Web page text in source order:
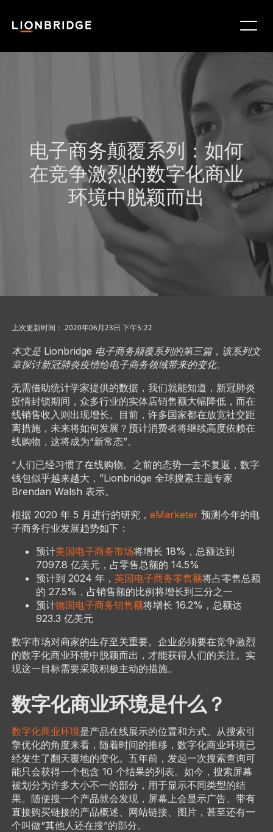
电子商务颠覆系列：如何
在竞争激烈的数字化商业
环境中脱颖而出
上次更新时间： 2020年06月23日 下午5:22
本文是 Lionbridge 电子商务颠覆系列的第三篇，该系列文
章探讨新冠肺炎疫情给电子商务领域带来的变化。
无需借助统计学家提供的数据，我们就能知道，新冠肺炎
疫情封锁期间，众多行业的实体店销售额大幅降低，而在
线销售收入则出现增长。目前，许多国家都在放宽社交距
离措施，未来将如何发展？预计消费者将继续高度依赖在
线购物，这将成为“新常态”。
“人们已经习惯了在线购物。之前的态势一去不复返，数字
钱包似乎越来越大，”Lionbridge 全球搜索主题专家
Brendan Walsh 表示。
根据 2020 年 5 月进行的研究， eMarketer预测今年的电
子商务行业发展趋势如下：
预计美国电子商务市场将增长 18%，总额达到
7097.8 亿美元，占零售总额的 14.5%
预计到 2024 年， 英国电子商务零售额将占零售总额
的 27.5%，占销售额的比例将增长到三分之一
预计德国电子商务销售额将增长 16.2%，总额达
923.3 亿美元
数字市场对商家的生存至关重要。企业必须要在竞争激烈
的数字化商业环境中脱颖而出，才能获得人们的关注。实
现这一目标需要采取积极主动的措施。
数字化商业环境是什么？
数字化商业环境是产品在线展示的位置和方式。从搜索引
擎优化的角度来看，随着时间的推移，数字化商业环境已
经发生了翻天覆地的变化。五年前，发起一次搜索查询可
能只会获得一个包含 10 个结果的列表。如今，搜索屏幕
被划分为许多大小不一的部分，用于显示不同类型的结
果。随便搜一个产品就会发现，屏幕上会显示广告、带有
直接购买链接的产品概述、网站链接、图片，甚至还有一
个叫做“其他人还在搜”的部分。